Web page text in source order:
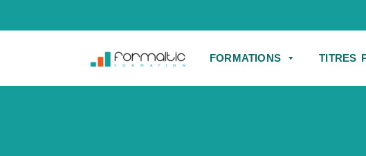
FORMATIONS TITRES